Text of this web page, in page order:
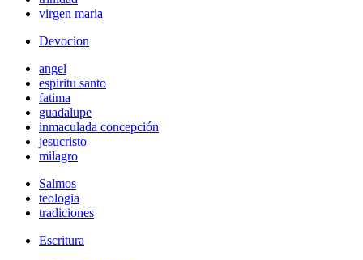
virgen maria
Devocion
angel
espiritu santo
fatima
guadalupe
inmaculada concepción
jesucristo
milagro
Salmos
teologia
tradiciones
Escritura